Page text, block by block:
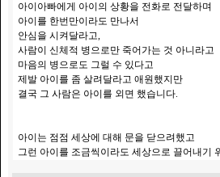
아이아빠에게 아이의 상황을 전화로 전달하며
아이를 한번만이라도 만나서
안심을 시켜달라고,
사람이 신체적 병으로만 죽어가는 것 아니라고
마음의 병으로도 그럴 수 있다고
제발 아이를 좀 살려달라고 애원했지만
결국 그 사람은 아이를 외면 했습니다.
아이는 점점 세상에 대해 문을 닫으려했고
그런 아이를 조금씩이라도 세상으로 끌어내기